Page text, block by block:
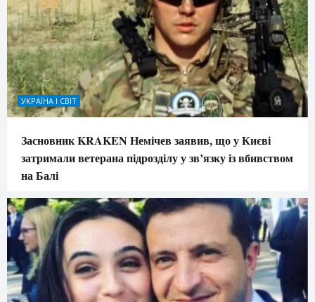
УКРАЇНА І СВІТ
Засновник KRAKEN Немічев заявив, що у Києві
затримали ветерана підрозділу у зв’язку із вбивством
на Балі